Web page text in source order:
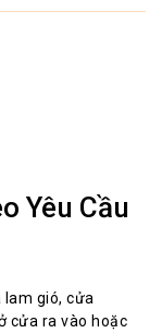
Yêu Cầu
lam gió, cửa
cửa ra vào hoặc